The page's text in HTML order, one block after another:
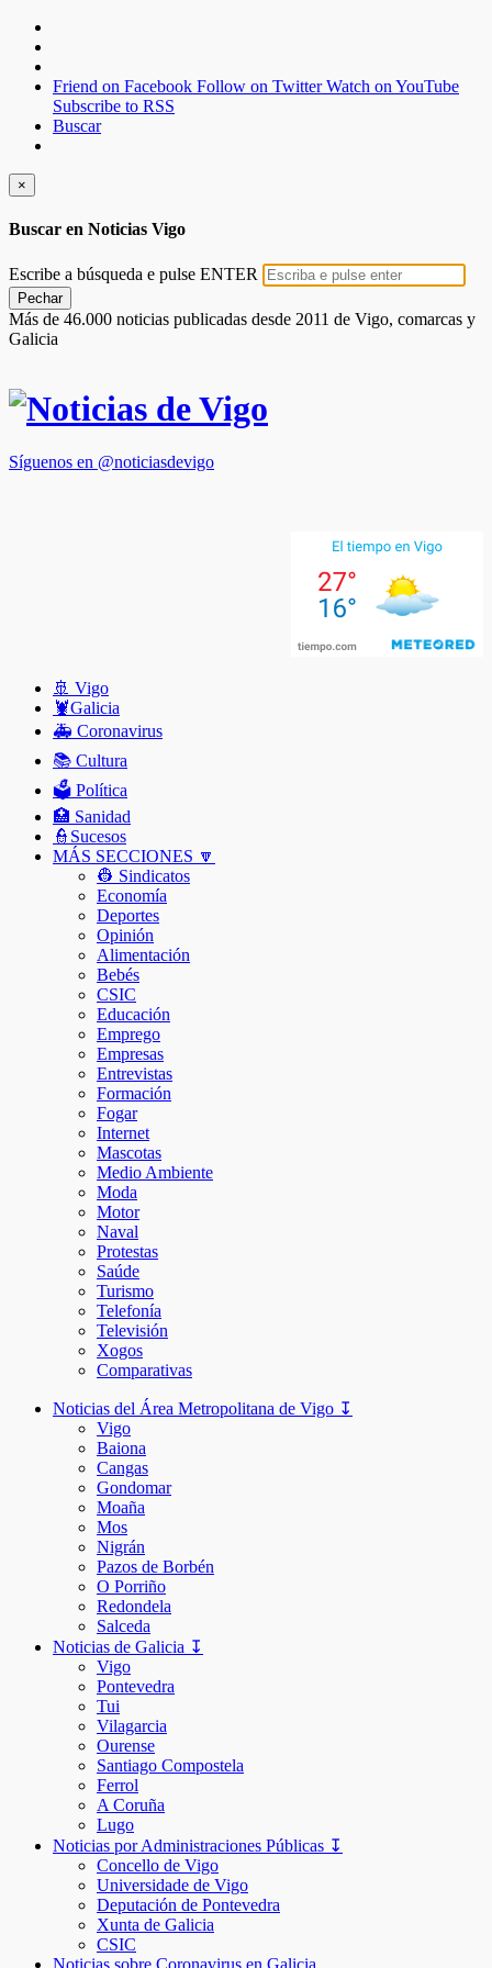
Friend on Facebook Follow on Twitter Watch on YouTube
Subscribe to RSS
Buscar
×
Buscar en Noticias Vigo
Escribe a búsqueda e pulse ENTER
Pechar
Más de 46.000 noticias publicadas desde 2011 de Vigo, comarcas y
Galicia
Síguenos en @noticiasdevigo
🚢 Vigo
🦞️Galicia
🚑 Coronavirus
📚 Cultura
🗳️ Política
🏥 Sanidad
👮Sucesos
MÁS SECCIONES 🔽
👷 Sindicatos
Economía
Deportes
Opinión
Alimentación
Bebés
CSIC
Educación
Emprego
Empresas
Entrevistas
Formación
Fogar
Internet
Mascotas
Medio Ambiente
Moda
Motor
Naval
Protestas
Saúde
Turismo
Telefonía
Televisión
Xogos
Comparativas
Noticias del Área Metropolitana de Vigo ↧
Vigo
Baiona
Cangas
Gondomar
Moaña
Mos
Nigrán
Pazos de Borbén
O Porriño
Redondela
Salceda
Noticias de Galicia ↧
Vigo
Pontevedra
Tui
Vilagarcia
Ourense
Santiago Compostela
Ferrol
A Coruña
Lugo
Noticias por Administraciones Públicas ↧
Concello de Vigo
Universidade de Vigo
Deputación de Pontevedra
Xunta de Galicia
CSIC